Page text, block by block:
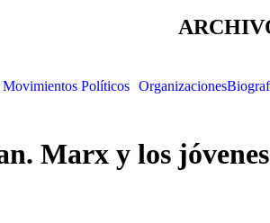
Movimientos Políticos Organizaciones
Marx y los